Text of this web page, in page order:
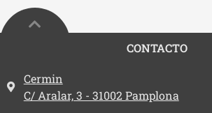
CONTACTO
Dirección:
Cermin
C/ Aralar, 3 - 31002 Pamplona